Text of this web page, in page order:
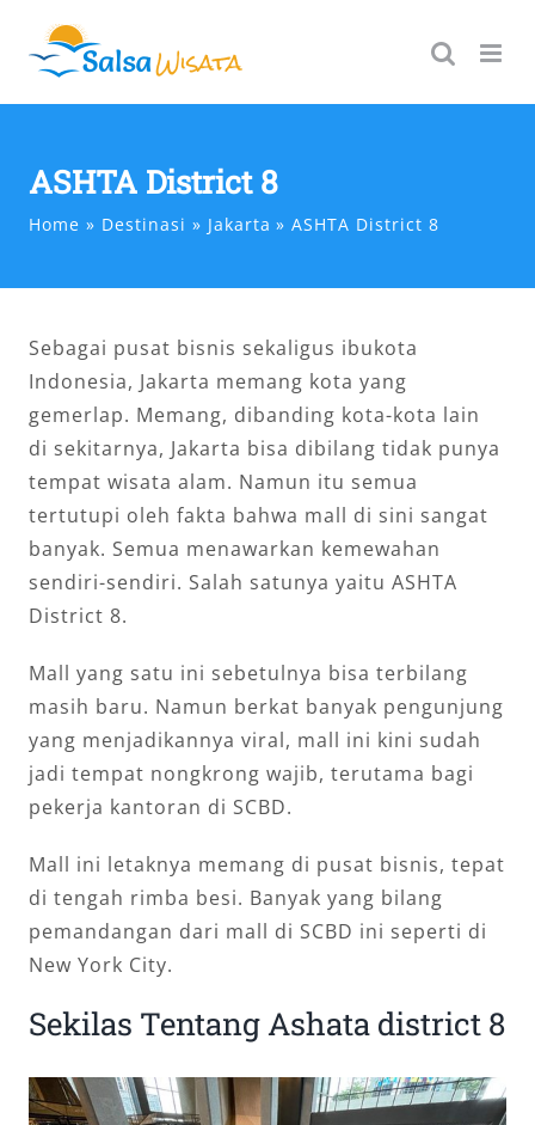
content
ASHTA District 8
Home Destinasi Jakarta ASHTA District 8
Sebagai pusat bisnis sekaligus ibukota
Indonesia, Jakarta memang kota yang
gemerlap. Memang, dibanding kota-kota lain
di sekitarnya, Jakarta bisa dibilang tidak punya
tempat wisata alam. Namun itu semua
tertutupi oleh fakta bahwa mall di sini sangat
banyak. Semua menawarkan kemewahan
sendiri-sendiri. Salah satunya yaitu ASHTA
District 8.
Mall yang satu ini sebetulnya bisa terbilang
masih baru. Namun berkat banyak pengunjung
yang menjadikannya viral, mall ini kini sudah
jadi tempat nongkrong wajib, terutama bagi
pekerja kantoran di SCBD.
Mall ini letaknya memang di pusat bisnis, tepat
di tengah rimba besi. Banyak yang bilang
pemandangan dari mall di SCBD ini seperti di
New York City.
Sekilas Tentang Ashata district 8